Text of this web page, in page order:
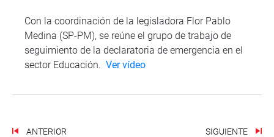
Con la coordinación de la legisladora Flor Pablo
Medina (SP-PM), se reúne el grupo de trabajo de
seguimiento de la declaratoria de emergencia en el
sector Educación. Ver vídeo
ANTERIOR SIGUIENTE